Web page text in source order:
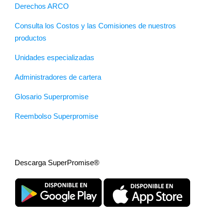
Derechos ARCO
Consulta los Costos y las Comisiones de nuestros
productos
Unidades especializadas
Administradores de cartera
Glosario Superpromise
Reembolso Superpromise
Descarga SuperPromise®